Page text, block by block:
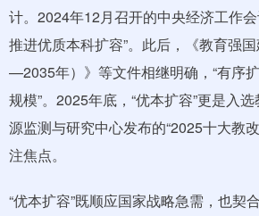
计。2024年12月召开的中央经济工作
推进优质本科扩容”。此后，《教育强
—2035年）》等文件相继明确，“有序
规模”。2025年底，“优本扩容”更是入
源监测与研究中心发布的“2025十大教
注焦点。
“优本扩容”既顺应国家战略急需，也契